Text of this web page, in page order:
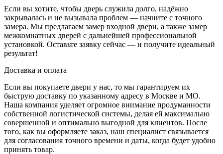
Если вы хотите, чтобы дверь служила долго, надёжно
закрывалась и не вызывала проблем — начните с точного
замера. Мы предлагаем замер входной двери, а также замер
межкомнатных дверей с дальнейшей профессиональной
установкой. Оставьте заявку сейчас — и получите идеальный
результат!
Доставка и оплата
Если вы покупаете двери у нас, то мы гарантируем их
быструю доставку по указанному адресу в Москве и МО.
Наша компания уделяет огромное внимание продуманности
собственной логистической системы, делая ей максимально
совершенной и оптимально выгодной для клиентов. После
того, как вы оформляете заказ, наш специалист связывается
для согласования точного времени и даты, когда будет удобно
принять товар.